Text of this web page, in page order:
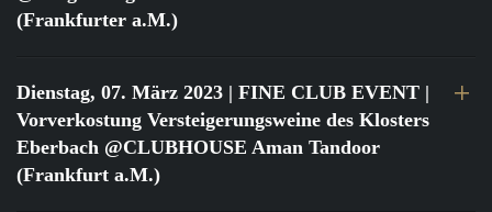
(Frankfurter a.M.)
Dienstag, 07. März 2023 | FINE CLUB EVENT |
Vorverkostung Versteigerungsweine des Klosters
Eberbach @CLUBHOUSE Aman Tandoor
(Frankfurt a.M.)